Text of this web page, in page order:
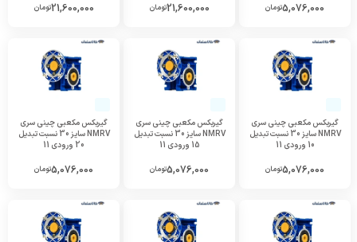
5,076,000تومان 21,600,000تومان 21,600,000تومان
گیربکس مکعبی چینی سری
NMRV سایز 30 نسبت تبدیل
10 ورودی 11
5,076,000تومان
گیربکس مکعبی چینی سری
NMRV سایز 30 نسبت تبدیل
15 ورودی 11
5,076,000تومان
گیربکس مکعبی چینی سری
NMRV سایز 30 نسبت تبدیل
20 ورودی 11
5,076,000تومان